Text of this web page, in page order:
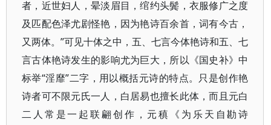
者，近世妇人，晕淡眉目，绾约头鬓，衣服修广之度
及匹配色泽尤剧怪艳，因为艳诗百余首，词有今古，
又两体。”可见十体之中，五、七言今体艳诗和五、七
言古体艳诗发生的影响尤为巨大，所以《国史补》中
标举“淫靡”二字，用以概括元诗的特点。只是创作艳
诗者可不限元氏一人，白居易也擅长此体，而且元白
二人常是一起联翩创作，元稹《为乐天自勘诗